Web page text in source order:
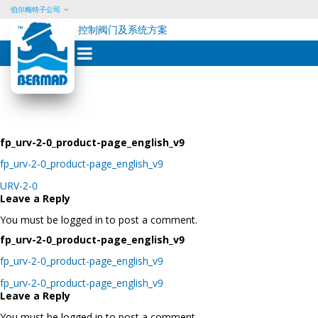
Skip
content
伯尔梅特子公司
控制阀门及系统方案
fp_urv-2-0_product-page_english_v9
fp_urv-2-0_product-page_english_v9
Post
navigation
URV-2-0
Leave a Reply
You must be logged in to post a comment.
fp_urv-2-0_product-page_english_v9
fp_urv-2-0_product-page_english_v9
Post
navigation
fp_urv-2-0_product-page_english_v9
Leave a Reply